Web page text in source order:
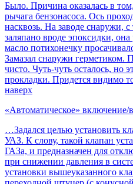
Было. Причина оказалась в
рычага бензонасоса. Ось
насквозь. На заводе снаружи,
заляпано вроде эпоксидки,
масло потихонечку
Замазал снаружи герметиком.
чисто. Чуть-чуть осталось, но
прокладки. Придется видимо
наверх
«Автоматическое»
…Задался целью установить
УАЗ. К слову, такой клапан
ГАЗа, и предназначен для
при снижении давления в
установки вышеуказанного